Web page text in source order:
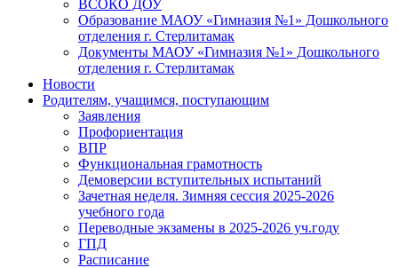
ВСОКО ДОУ
Образование МАОУ «Гимназия №1» Дошкольного
отделения г. Стерлитамак
Документы МАОУ «Гимназия №1» Дошкольного
отделения г. Стерлитамак
Новости
Родителям, учащимся, поступающим
Заявления
Профориентация
ВПР
Функциональная грамотность
Демоверсии вступительных испытаний
Зачетная неделя. Зимняя сессия 2025-2026
учебного года
Переводные экзамены в 2025-2026 уч.году
ГПД
Расписание